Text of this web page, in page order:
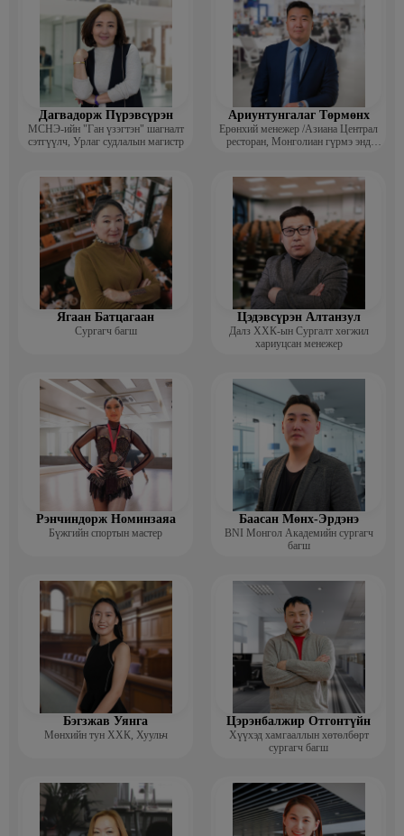
• ‘’Синапс’’ ХХК- Лабораторийн тоног төхөөрөмжийн импорт
хариуцсан гадаад харилцааны мэргэжилтэн
• ‘’УБ Ариутгал’’ ХХК, Евро Ази Трейд- Бизнес Хөгжлийн
Менежер
• ‘’Сүвэн-Уул’’ ХХК- Эмнэлгийн тоног төхөөрөмж, хэрэгслийн
гадаад харилцаа, тендер төслийн мэргэжилтэн
• Лайфтроник ХХК- Урвалж Оношлуурын Аpplication Manager
• Ази Фарм ХХК, МEIC- Эмийн сангийн салбарын удирдлага
Дагвадорж Пүрэвсүрэн
МСНЭ-ийн "Ган үзэгтэн" шагналт
сэтгүүлч, Урлаг судлалын магистр
Ариунтунгалаг Төрмөнх
Ерөнхий менежер /Азиана Централ
ресторан, Монголиан гүрмэ энд
Ягаан Батцагаан
Сургагч багш
Цэдэвсүрэн Алтанзул
Далз ХХК-ын Сургалт хөгжил
хариуцсан менежер
Рэнчиндорж Номинзаяа
Бүжгийн спортын мастер
Баасан Мөнх-Эрдэнэ
BNI Монгол Академийн сургагч
багш
Бэгзжав Уянга
Мөнхийн тун ХХК, Хуульч
Цэрэнбалжир Отгонтүйн
Хүүхэд хамгааллын хөтөлбөрт
сургагч багш